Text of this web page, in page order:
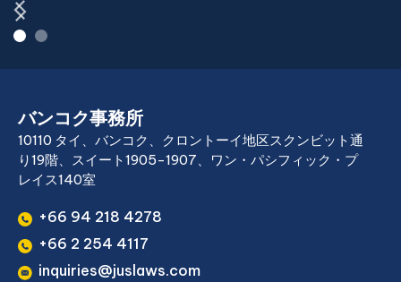
バンコク事務所
10110 タイ、バンコク、クロントーイ地区スクンビット通
り19階、スイート1905-1907、ワン・パシフィック・プ
レイス140室
+66 94 218 4278
+66 2 254 4117
inquiries@juslaws.com